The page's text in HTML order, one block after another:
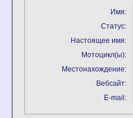
Имя:
Статус:
Настоящее имя:
Мотоцикл(ы):
Местонахождение:
Вебсайт:
E-mail: